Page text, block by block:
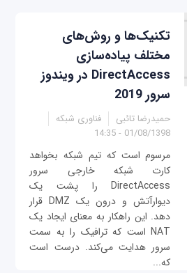
تکنیک‌ها و روش‌های
مختلف پیاده‌سازی
DirectAccess در ویندوز
سرور 2019
حمیدرضا تائبی
فناوری شبکه
01/08/1398 - 14:35
مرسوم است که تیم شبکه بخواهد
کارت شبکه خارجی سرور
DirectAccess را پشت یک
دیوارآتش و درون یک DMZ قرار
دهد. این راهکار به معنای ایجاد یک
NAT است که ترافیک را به سمت
سرور هدایت می‌کند. درست است
که...